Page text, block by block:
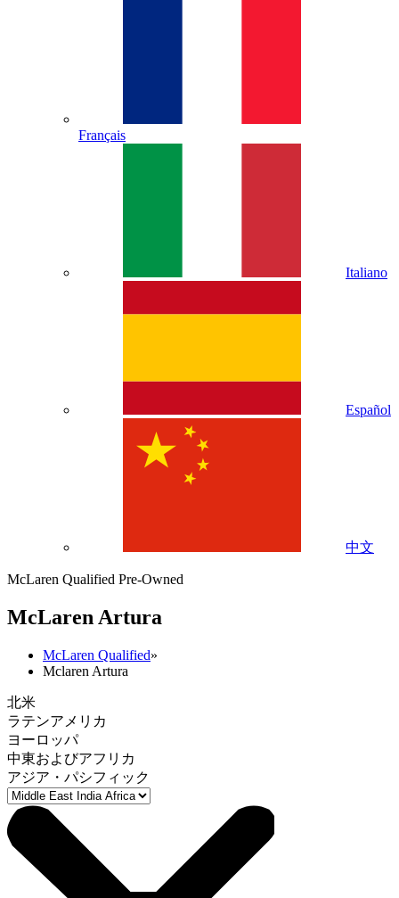
Français
Italiano
Español
中文
McLaren Qualified Pre-Owned
McLaren Artura
McLaren Qualified»
Mclaren Artura
北米
ラテンアメリカ
ヨーロッパ
中東およびアフリカ
アジア・パシフィック